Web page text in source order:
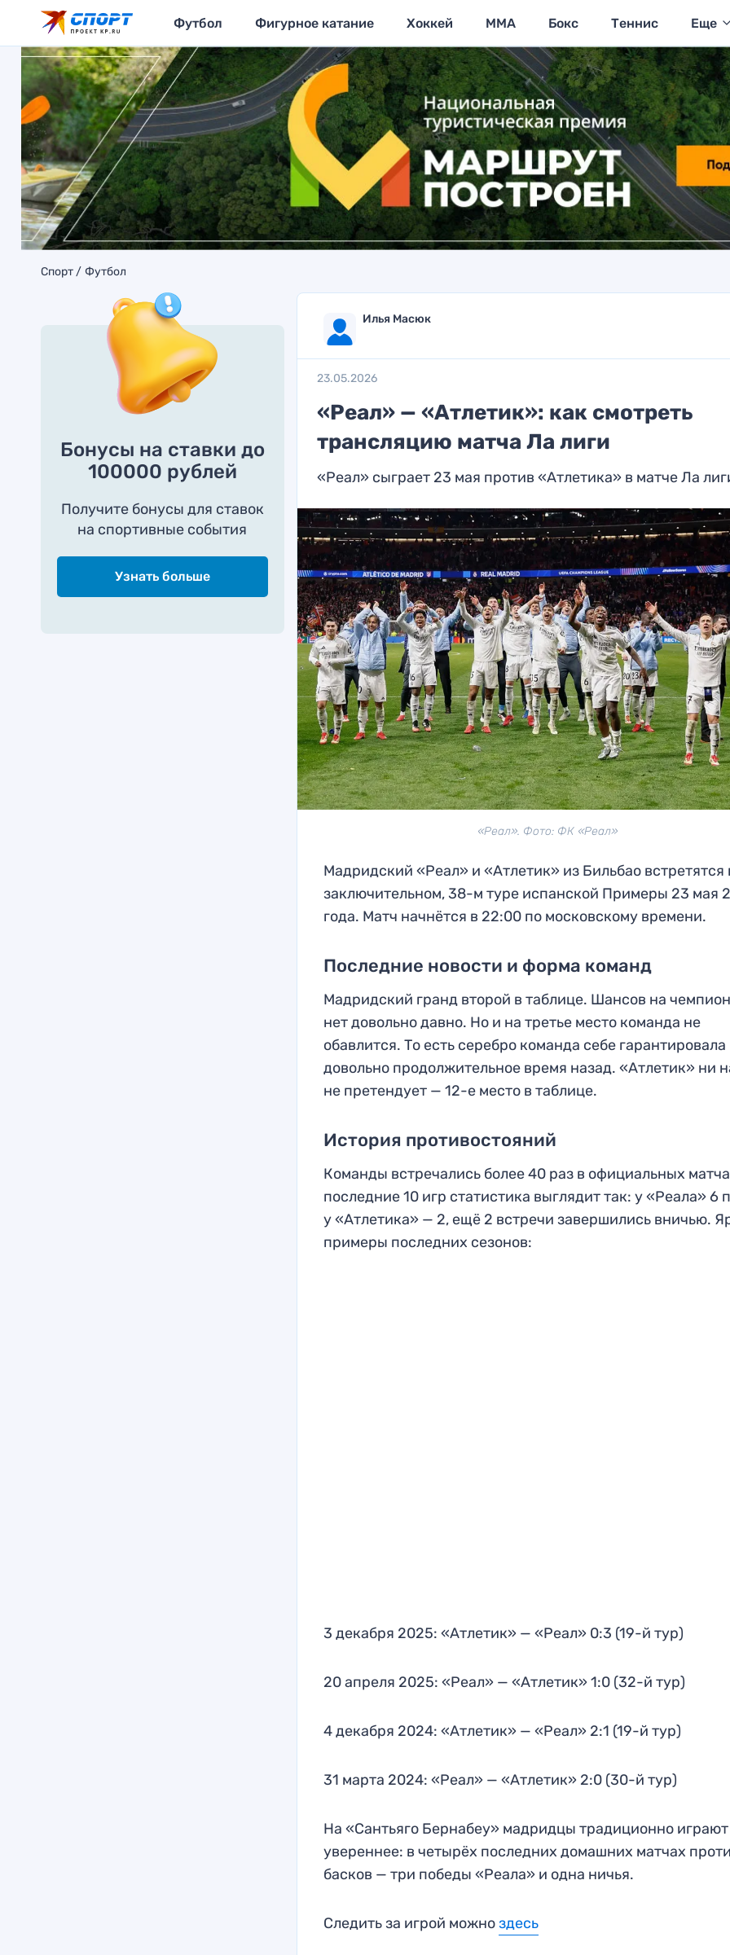
Футбол Фигурное катание Хоккей MMA Бокс Теннис Еще
Спорт Футбол
Бонусы на ставки до
100000 рублей
Получите бонусы для ставок
на спортивные события
Узнать больше
Илья Масюк
23.05.2026
«Реал» — «Атлетик»: как смотреть
трансляцию матча Ла лиги
«Реал» сыграет 23 мая против «Атлетика» в матче Ла
«Реал». Фото: ФК «Реал»
Мадридский «Реал» и «Атлетик» из Бильбао встретятся
заключительном, 38-м туре испанской Примеры 23 мая
года. Матч начнётся в 22:00 по московскому времени.
Последние новости и форма команд
Мадридский гранд второй в таблице. Шансов на
нет довольно давно. Но и на третье место команда не
обавлится. То есть серебро команда себе гарантировала
довольно продолжительное время назад. «Атлетик» ни
не претендует — 12-е место в таблице.
История противостояний
Команды встречались более 40 раз в официальных
последние 10 игр статистика выглядит так: у «Реала» 6
у «Атлетика» — 2, ещё 2 встречи завершились вничью.
примеры последних сезонов:
3 декабря 2025: «Атлетик» — «Реал» 0:3 (19-й тур)
20 апреля 2025: «Реал» — «Атлетик» 1:0 (32-й тур)
4 декабря 2024: «Атлетик» — «Реал» 2:1 (19-й тур)
31 марта 2024: «Реал» — «Атлетик» 2:0 (30-й тур)
На «Сантьяго Бернабеу» мадридцы традиционно играют
увереннее: в четырёх последних домашних матчах
басков — три победы «Реала» и одна ничья.
Следить за игрой можноздесь